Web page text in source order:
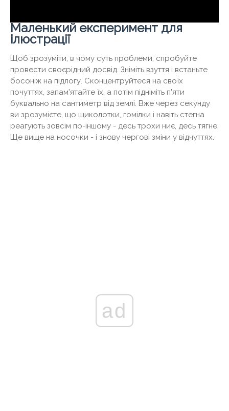
Маленький експеримент для
ілюстрації
Щоб зрозуміти, в чому суть проблеми, спробуйте
провести своєрідний досвід. Зніміть взуття і встаньте
босоніж на підлогу. Сконцентруйтеся на своїх
почуттях, запам'ятайте їх, а потім підніміть п'яти
буквально на сантиметр від землі. Вже через секунду
ви зрозумієте, що щиколотки, гомілки і навіть стегна
реагують зовсім по-іншому - десь трохи ниє, десь тягне.
Ще вище на носочки - і знову чергові зміни у відчуттях.
ad